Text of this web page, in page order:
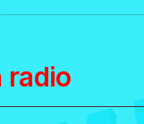
radio